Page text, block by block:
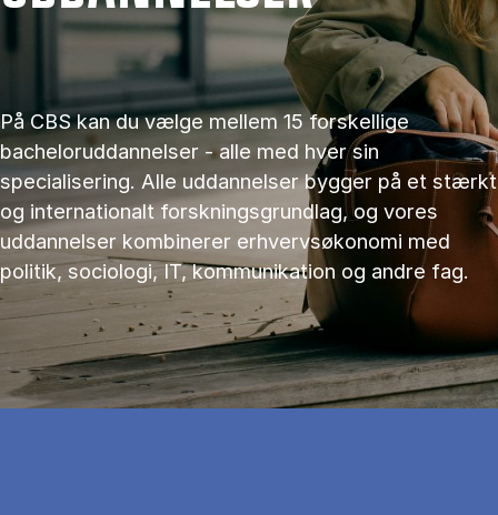
På CBS kan du vælge mellem 15 forskellige
bacheloruddannelser - alle med hver sin
specialisering. Alle uddannelser bygger på et stærkt
og internationalt forskningsgrundlag, og vores
uddannelser kombinerer erhvervsøkonomi med
politik, sociologi, IT, kommunikation og andre fag.